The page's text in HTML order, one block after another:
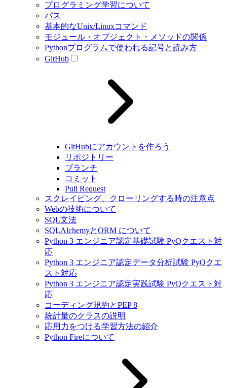
プログラミング学習について
パス
基本的なUnix/Linuxコマンド
モジュール・オブジェクト・メソッドの関係
Pythonプログラムで使われる記号と読み方
GitHub
GitHubにアカウントを作ろう
リポジトリー
ブランチ
コミット
Pull Request
スクレイピング、クローリングする時の注意点
Webの技術について
SQL文法
SQLAlchemyとORM について
Python 3 エンジニア認定基礎試験 PyQクエスト対
応
Python 3 エンジニア認定データ分析試験 PyQクエ
スト対応
Python 3 エンジニア認定実践試験 PyQクエスト対
応
コーディング規約とPEP 8
統計量のクラスの説明
応用力をつける学習方法の紹介
Python Fireについて